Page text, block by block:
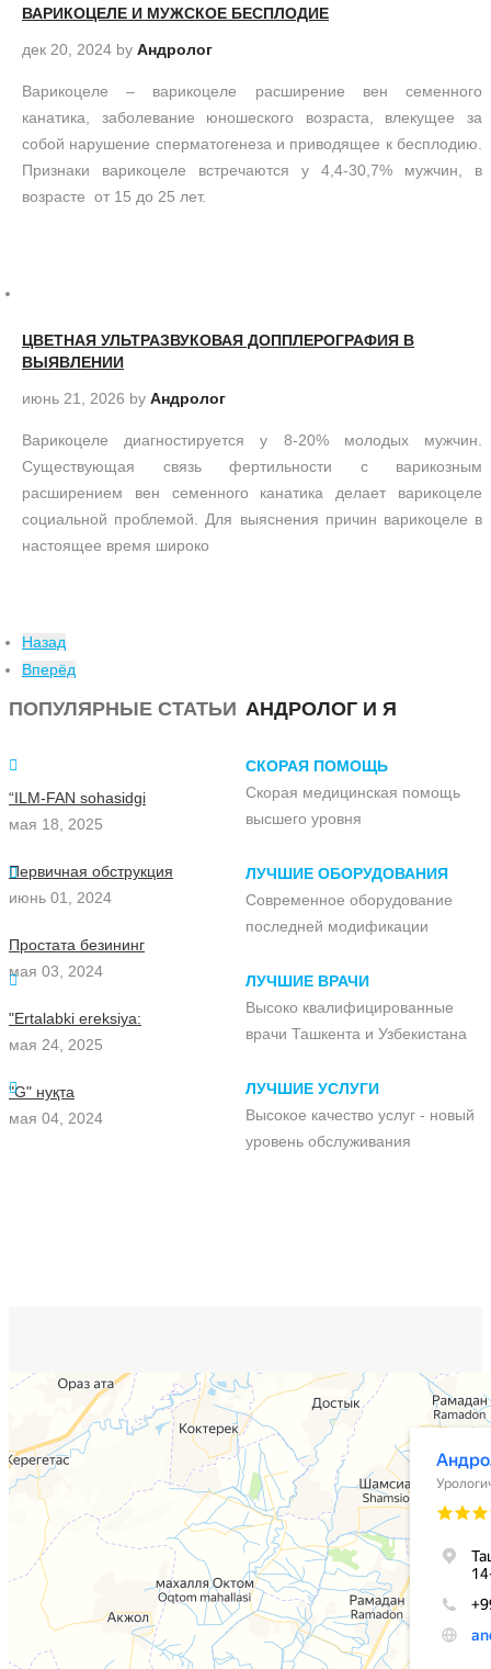
ВАРИКОЦЕЛЕ И МУЖСКОЕ БЕСПЛОДИЕ
дек 20, 2024 by Андролог
Варикоцеле – варикоцеле расширение вен семенного
канатика, заболевание юношеского возраста, влекущее за
собой нарушение сперматогенеза и приводящее к бесплодию.
Признаки варикоцеле встречаются у 4,4-30,7% мужчин, в
возрасте от 15 до 25 лет.
ЦВЕТНАЯ УЛЬТРАЗВУКОВАЯ ДОППЛЕРОГРАФИЯ В
ВЫЯВЛЕНИИ
июнь 21, 2026 by Андролог
Варикоцеле диагностируется у 8-20% молодых мужчин.
Существующая связь фертильности с варикозным
расширением вен семенного канатика делает варикоцеле
социальной проблемой. Для выяснения причин варикоцеле в
настоящее время широко
Назад
Вперёд
ПОПУЛЯРНЫЕ СТАТЬИ
“ILM-FAN sohasidgi
мая 18, 2025
Первичная обструкция
июнь 01, 2024
Простата безининг
мая 03, 2024
"Ertalabki ereksiya:
мая 24, 2025
"G" нуқта
мая 04, 2024
АНДРОЛОГ И Я
СКОРАЯ ПОМОЩЬ
Скорая медицинская помощь
высшего уровня
ЛУЧШИЕ ОБОРУДОВАНИЯ
Современное оборудование
последней модификации
ЛУЧШИЕ ВРАЧИ
Высоко квалифицированные
врачи Ташкента и Узбекистана
ЛУЧШИЕ УСЛУГИ
Высокое качество услуг - новый
уровень обслуживания